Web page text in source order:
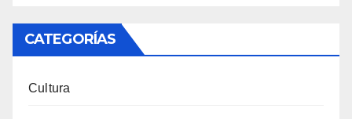
CATEGORÍAS
Cultura